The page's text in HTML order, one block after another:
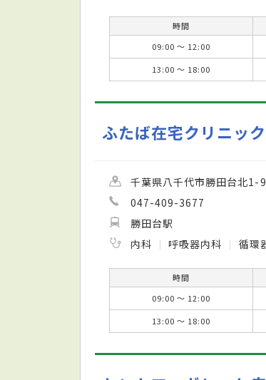
時間
09:00 ～ 12:00
13:00 ～ 18:00
ふたば在宅クリニッ
千葉県八千代市勝田台北1-
047-409-3677
勝田台駅
内科
呼吸器内科 循環
時間
09:00 ～ 12:00
13:00 ～ 18:00